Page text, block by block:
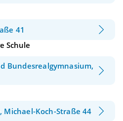
41
Schule
Bundesrealgymnasium,
Michael-Koch-Straße 44